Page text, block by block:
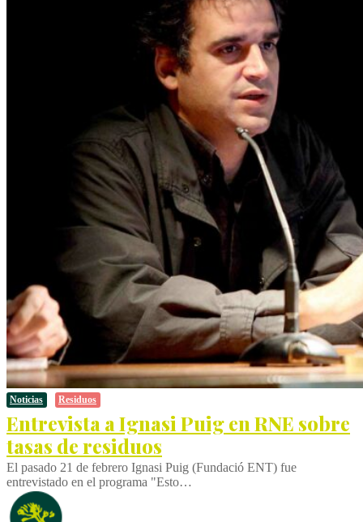
Noticias Residuos
Entrevista a Ignasi Puig en RNE sobre
tasas de residuos
El pasado 21 de febrero Ignasi Puig (Fundació ENT) fue
entrevistado en el programa "Esto…